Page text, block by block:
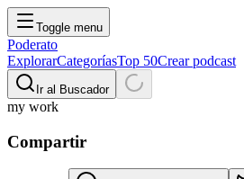
Toggle menu
Poderato
ExplorarCategoríasTop 50Crear podcast
Ir al Buscador
my work
Compartir